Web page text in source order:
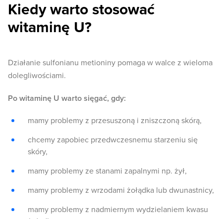
Kiedy warto stosować
witaminę U?
Działanie sulfonianu metioniny pomaga w walce z wieloma
dolegliwościami.
Po witaminę U warto sięgać, gdy:
mamy problemy z przesuszoną i zniszczoną skórą,
chcemy zapobiec przedwczesnemu starzeniu się
skóry,
mamy problemy ze stanami zapalnymi np. żył,
mamy problemy z wrzodami żołądka lub dwunastnicy,
mamy problemy z nadmiernym wydzielaniem kwasu